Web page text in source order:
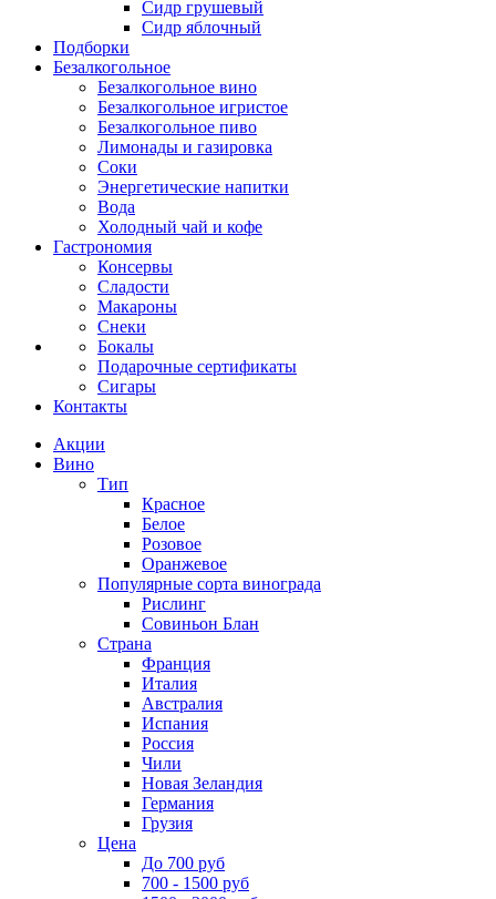
Сидр грушевый
Сидр яблочный
Подборки
Безалкогольное
Безалкогольное вино
Безалкогольное игристое
Безалкогольное пиво
Лимонады и газировка
Соки
Энергетические напитки
Вода
Холодный чай и кофе
Гастрономия
Консервы
Сладости
Макароны
Снеки
Бокалы
Подарочные сертификаты
Сигары
Контакты
Акции
Вино
Тип
Красное
Белое
Розовое
Оранжевое
Популярные сорта винограда
Рислинг
Совиньон Блан
Страна
Франция
Италия
Австралия
Испания
Россия
Чили
Новая Зеландия
Германия
Грузия
Цена
До 700 руб
700 - 1500 руб